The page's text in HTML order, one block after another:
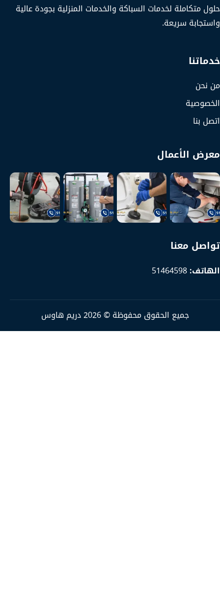
حلول متكاملة لخدمات السباكة والخدمات المنزلية بجودة عالية
واستجابة سريعة.
خدماتنا
من نحن
الخصوصية
اتصل بنا
معرض الأعمال
تواصل معنا
الهاتف:51464598
جميع الحقوق محفوظة © 2026 دريم هاوس